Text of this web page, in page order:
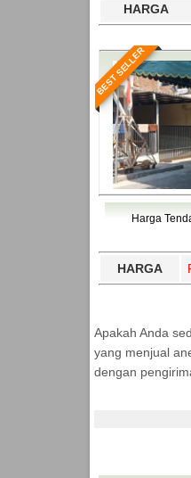
HARGA
BEST SELLER
Harga
HARGA
Apakah Anda
yang menjual
dengan